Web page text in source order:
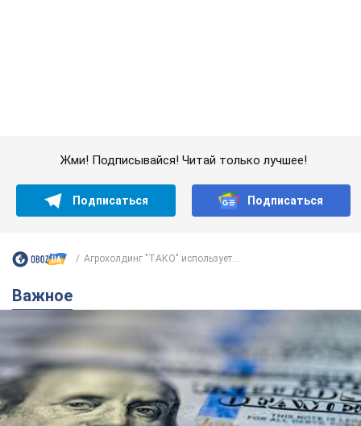
Банки "готовятся" к новому курсу доллара:
украинцам рассказали, чего ожидать в
ближайшие дни
Каким будет курс валюты в обменниках